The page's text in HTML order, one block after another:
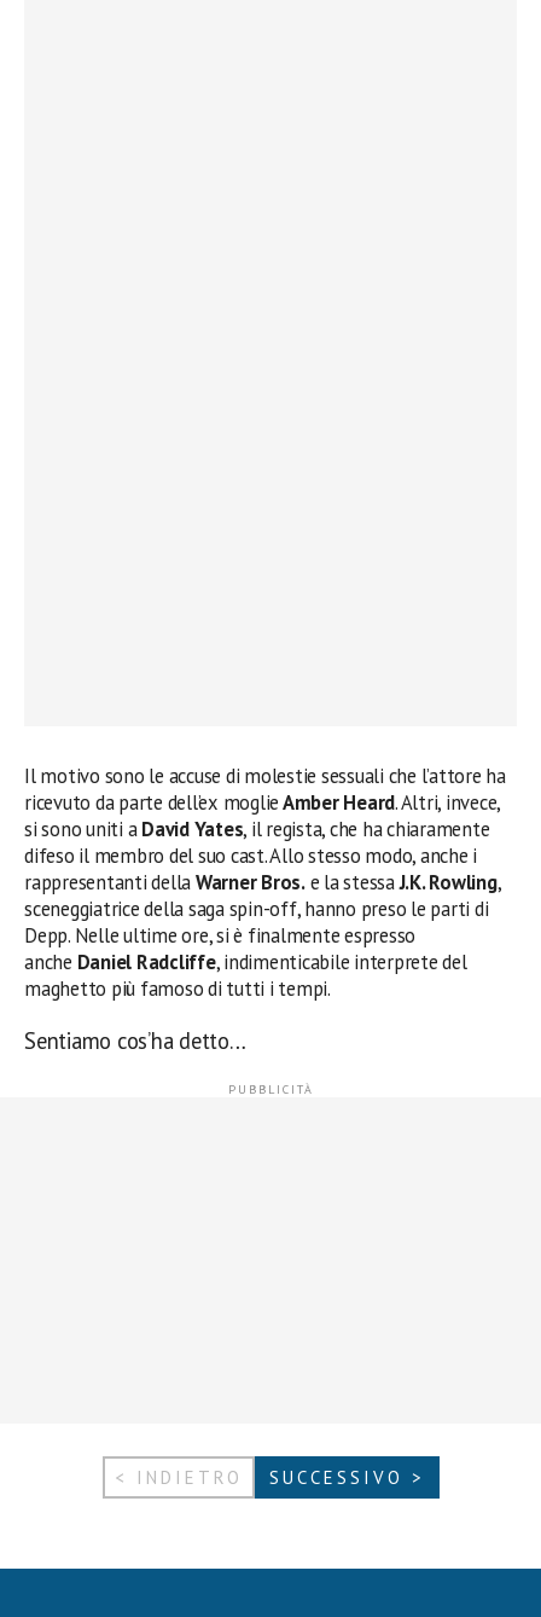
Il motivo sono le accuse di molestie sessuali che l’attore ha
ricevuto da parte dell’ex moglieAmber Heard. Altri, invece,
si sono uniti aDavid Yates, il regista, che ha chiaramente
difeso il membro del suo cast. Allo stesso modo, anche i
rappresentanti dellaWarner Bros.e la stessaJ.K. Rowling,
sceneggiatrice della saga spin-off, hanno preso le parti di
Depp. Nelle ultime ore, si è finalmente espresso
anche Daniel Radcliffe, indimenticabile interprete del
maghetto più famoso di tutti i tempi.
Sentiamo cos’ha detto…
< INDIETRO SUCCESSIVO >